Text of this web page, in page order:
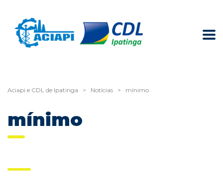
Aciapi e CDL de Ipatinga > Notícias > mínimo
mínimo